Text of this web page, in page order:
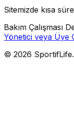
Sitemizde kısa
Bakım Çalışması
Yönetici veya Üye
© 2026 SportifLife.